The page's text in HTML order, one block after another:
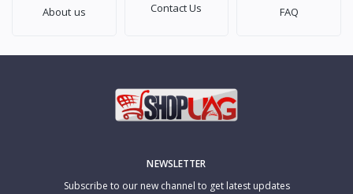
About us Contact Us FAQ
NEWSLETTER
Subscribe to our new channel to get latest updates